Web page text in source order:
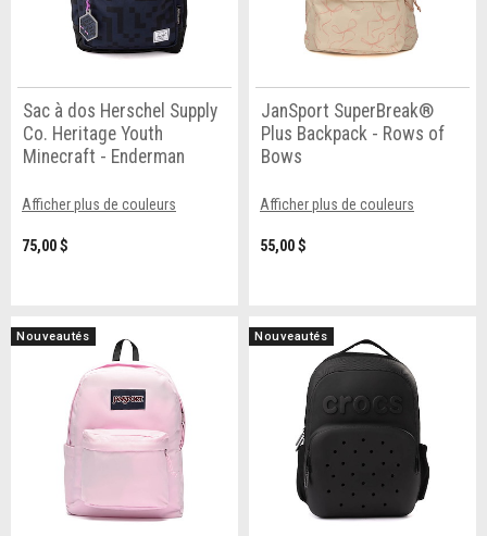
Sac à dos Herschel Supply
Co. Heritage Youth
Minecraft - Enderman
Afficher plus de couleurs
75,00 $
JanSport SuperBreak®
Plus Backpack - Rows of
Bows
Afficher plus de couleurs
55,00 $
Nouveautés Nouveautés